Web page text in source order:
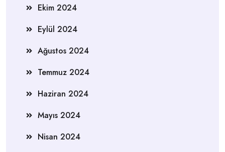
Ekim 2024
Eylül 2024
Ağustos 2024
Temmuz 2024
Haziran 2024
Mayıs 2024
Nisan 2024